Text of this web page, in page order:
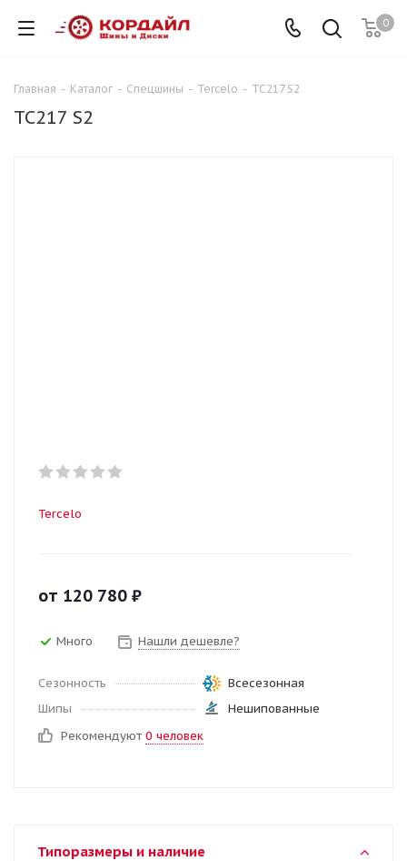
0
Главная - Каталог - Спецшины - Tercelo - TC217 S2
TC217 S2
Tercelo
от 120 780 ₽
Много Нашли дешевле?
Сезонность
Всесезонная
Шипы
Нешипованные
Рекомендуют 0 человек
Типоразмеры и наличие